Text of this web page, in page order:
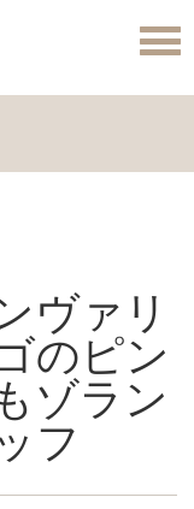
ヴァリ
のピン
ゾラン
フ